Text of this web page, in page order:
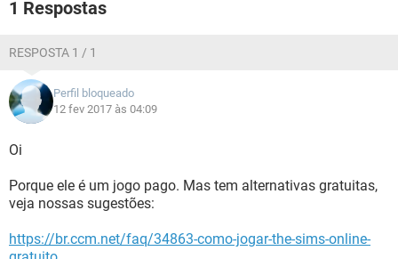
1 Respostas
RESPOSTA 1 / 1
Perfil bloqueado
12 fev 2017 às 04:09
Oi
Porque ele é um jogo pago. Mas tem alternativas gratuitas,
veja nossas sugestões:
https://br.ccm.net/faq/34863-como-jogar-the-sims-online-